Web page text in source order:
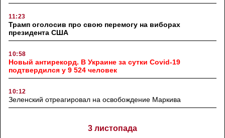
11:23
Трамп оголосив про свою перемогу на виборах
президента США
10:58
Новый антирекорд. В Украине за сутки Covid-19
подтвердился у 9 524 человек
10:12
Зеленский отреагировал на освобождение Маркива
3 листопада